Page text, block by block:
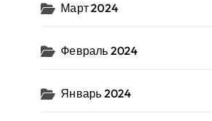
Март 2024
Февраль 2024
Январь 2024